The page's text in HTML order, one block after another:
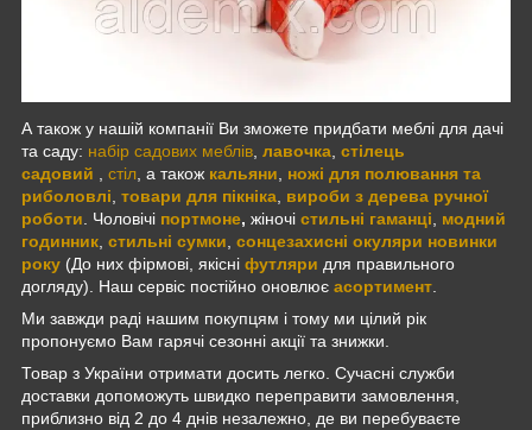
А також у нашій компанії Ви зможете придбати меблі для дачі
та саду: набір садових меблів, лавочка, стілець
садовий , стіл, а також кальяни, ножі для полювання та
риболовлі, товари для пікніка, вироби з дерева ручної
роботи. Чоловічі портмоне, жіночі стильні гаманці, модний
годинник, стильні сумки, сонцезахисні окуляри новинки
року (До них фірмові, якісні футляри для правильного
догляду). Наш сервіс постійно оновлює асортимент.
Ми завжди раді нашим покупцям і тому ми цілий рік
пропонуємо Вам гарячі сезонні акції та знижки.
Товар з України отримати досить легко. Сучасні служби
доставки допоможуть швидко переправити замовлення,
приблизно від 2 до 4 днів незалежно, де ви перебуваєте